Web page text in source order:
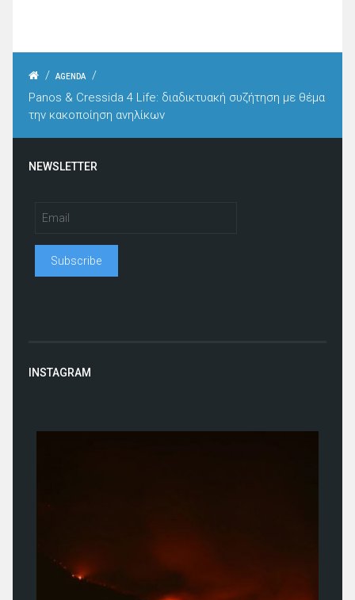
/ AGENDA
/
Panos & Cressida 4 Life: διαδικτυακή συζήτηση με θέμα
την κακοποίηση ανηλίκων
NEWSLETTER
INSTAGRAM